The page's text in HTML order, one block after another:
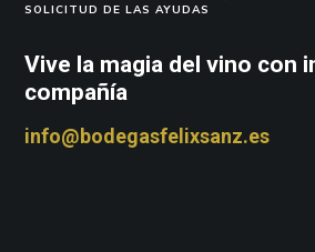
SOLICITUD DE LAS AYUDAS
Vive la magia del vino con
compañía
info@bodegasfelixsanz.es